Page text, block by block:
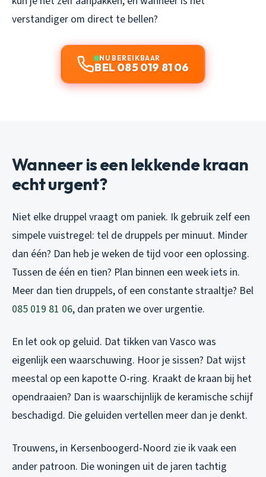
verstandiger om direct te bellen?
NU BEREIKBAAR
BEL 085 019 81 06
Wanneer is een lekkende kraan
echt urgent?
Niet elke druppel vraagt om paniek. Ik gebruik zelf een
simpele vuistregel: tel de druppels per minuut. Minder
dan één? Dan heb je weken de tijd voor een oplossing.
Tussen de één en tien? Plan binnen een week iets in.
Meer dan tien druppels, of een constante straaltje? Bel
085 019 81 06, dan praten we over urgentie.
En let ook op geluid. Dat tikken van Vasco was
eigenlijk een waarschuwing. Hoor je sissen? Dat wijst
meestal op een kapotte O-ring. Kraakt de kraan bij het
opendraaien? Dan is waarschijnlijk de keramische schijf
beschadigd. Die geluiden vertellen meer dan je denkt.
Trouwens, in Kersenboogerd-Noord zie ik vaak een
ander patroon. Die woningen uit de jaren tachtig